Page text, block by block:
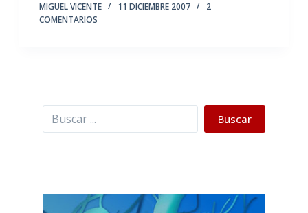
MIGUEL VICENTE 11 DICIEMBRE 2007
2
COMENTARIOS
Buscar Buscar